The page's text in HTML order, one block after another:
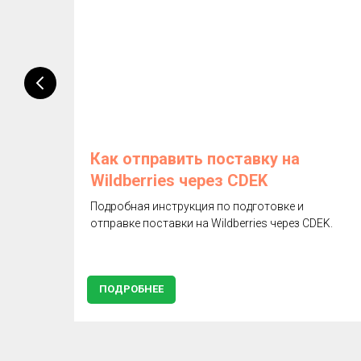
Как отправить поставку на
Wildberries через CDEK
Подробная инструкция по подготовке и
отправке поставки на Wildberries через CDEK.
ПОДРОБНЕЕ